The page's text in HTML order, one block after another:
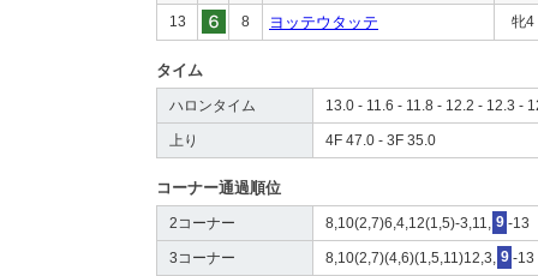
13 8 ヨッテウタッテ 牝4
タイム
ハロンタイム 13.0 - 11.6 - 11.8 - 12.2 - 12.3 -
上り 4F 47.0 - 3F 35.0
コーナー通過順位
2コーナー 8,10(2,7)6,4,12(1,5)-3,11, 9 -13
3コーナー 8,10(2,7)(4,6)(1,5,11)12,3, 9 -13